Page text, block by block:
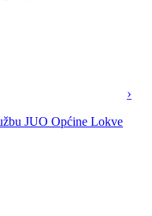
JUO Općine Lokve